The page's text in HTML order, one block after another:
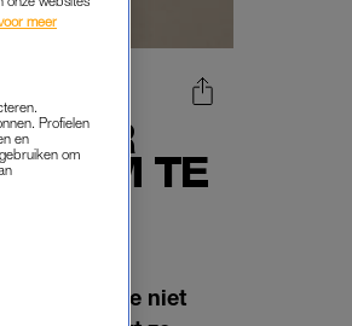
OM TE
frustratie niet
meer
Profielen
en
om